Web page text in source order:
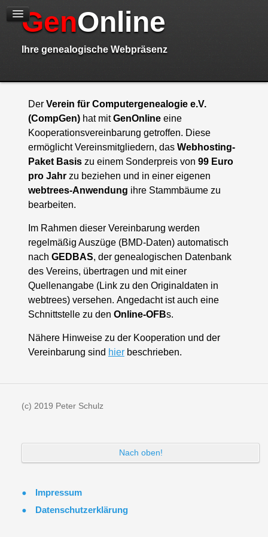
GenOnline
Ihre genealogische Webpräsenz
Der Verein für Computergenealogie e.V.
(CompGen)hat mitGenOnlineeine
Kooperationsvereinbarung getroffen. Diese
ermöglicht Vereinsmitgliedern, das Webhosting-
Paket Basiszu einem Sonderpreis von 99 Euro
pro Jahrzu beziehen und in einer eigenen
webtrees-Anwendung ihre Stammbäume zu
bearbeiten.
Im Rahmen dieser Vereinbarung werden
regelmäßig Auszüge (BMD-Daten) automatisch
nach GEDBAS, der genealogischen Datenbank
des Vereins, übertragen und mit einer
Quellenangabe (Link zu den Originaldaten in
webtrees) versehen. Angedacht ist auch eine
Schnittstelle zu den Online-OFBs.
Nähere Hinweise zu der Kooperation und der
Vereinbarung sind hier beschrieben.
(c) 2019 Peter Schulz
Nach oben!
Impressum
Datenschutzerklärung